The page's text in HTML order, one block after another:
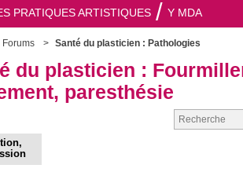
PRATIQUES ARTISTIQUES Y MDA
Forums Santé du plasticien : Pathologies
du plasticien :
paresthésie